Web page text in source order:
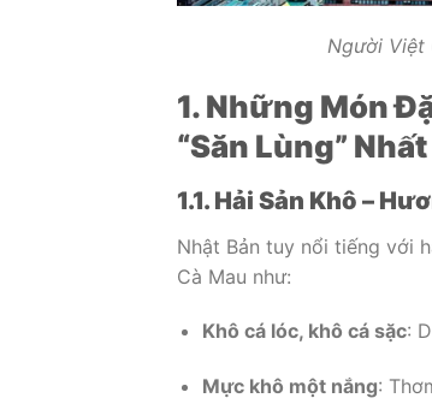
Người Việt
1. Những Món
“Săn Lùng” Nhất
1.1. Hải Sản Khô –
Nhật Bản tuy nổi tiếng với
Cà Mau như:
Khô cá lóc, khô cá sặc:
Mực khô một nắng: